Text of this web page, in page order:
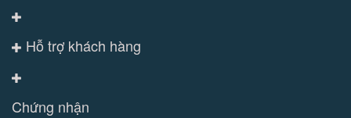
Hỗ trợ khách hàng
Chứng nhận